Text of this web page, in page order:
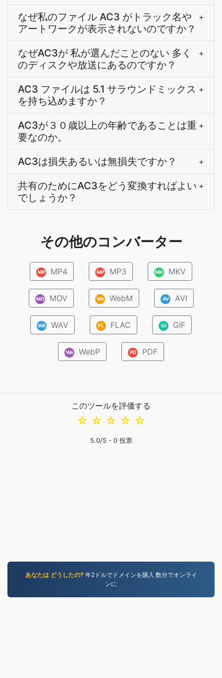
なぜ私のファイル AC3 がトラック名や
アートワークが表示されないのですか？
+
なぜAC3が 私が選んだことのない 多く
のディスクや放送にあるのですか？
+
AC3 ファイルは 5.1 サラウンドミックス
を持ち込めますか？
+
AC3が３０歳以上の年齢であることは重
要なのか。
+
AC3は損失あるいは無損失ですか？ +
共有のためにAC3をどう変換すればよい
でしょうか？
+
その他のコンバーター
MP MP4 MP MP3 MK MKV
MO MOV We WebM AV AVI
WA WAV FL FLAC GI GIF
We WebP PD PDF
このツールを評価する
☆
☆
☆
☆
☆
5.0/5 - 0投票
あなたは どうしたの?年2ドルでドメインを購入 数分でオンライ
ンに